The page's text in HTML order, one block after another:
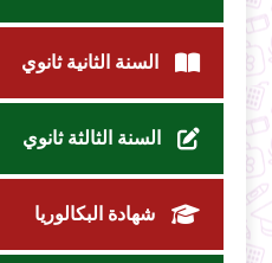
السنة الثانية ثانوي
السنة الثالثة ثانوي
شهادة البكالوريا